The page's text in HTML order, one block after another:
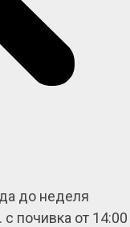
до неделя
почивка от 14:00